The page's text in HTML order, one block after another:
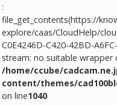
:
file_get_contents(https://
explore/caas/CloudHelp/
C0E4246D-C420-42BD-
stream: no suitable wrapper
/home/ccube/
content/themes/
on line1040